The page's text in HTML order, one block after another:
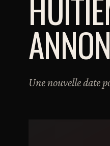
Une nouvelle date